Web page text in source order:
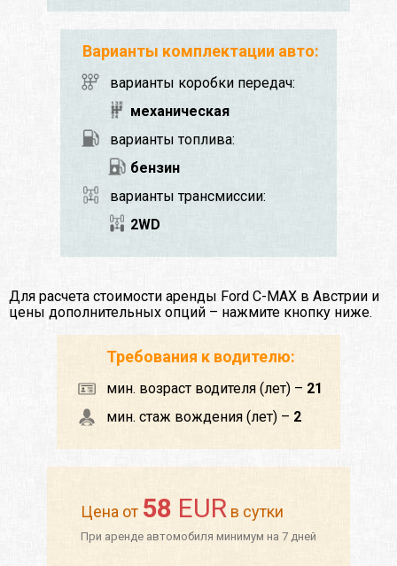
Варианты комплектации авто:
варианты коробки передач:
механическая
варианты топлива:
бензин
варианты трансмиссии:
2WD
Для расчета стоимости аренды Ford C-MAX в Австрии и
цены дополнительных опций – нажмите кнопку ниже.
Требования к водителю:
мин. возраст водителя (лет) – 21
мин. стаж вождения (лет) – 2
Цена от 58 EUR в сутки
При аренде автомобиля минимум на 7 дней